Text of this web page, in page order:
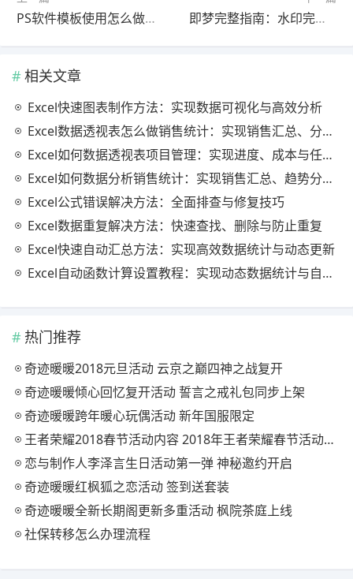
PS软件模板使用怎么做？最新更新版完整指南（完整解析） 即梦完整指南：水印完整教程2026最新版（新手必看）
相关文章
Excel快速图表制作方法：实现数据可视化与高效分析
Excel数据透视表怎么做销售统计：实现销售汇总、分析与动态监控
Excel如何数据透视表项目管理：实现进度、成本与任务的高效分析
Excel如何数据分析销售统计：实现销售汇总、趋势分析与业绩优化
Excel公式错误解决方法：全面排查与修复技巧
Excel数据重复解决方法：快速查找、删除与防止重复
Excel快速自动汇总方法：实现高效数据统计与动态更新
Excel自动函数计算设置教程：实现动态数据统计与自动更新
热门推荐
奇迹暖暖2018元旦活动 云京之巅四神之战复开
奇迹暖暖倾心回忆复开活动 誓言之戒礼包同步上架
奇迹暖暖跨年暖心玩偶活动 新年国服限定
王者荣耀2018春节活动内容 2018年王者荣耀春节活动大全
恋与制作人李泽言生日活动第一弹 神秘邀约开启
奇迹暖暖红枫狐之恋活动 签到送套装
奇迹暖暖全新长期阁更新多重活动 枫院茶庭上线
社保转移怎么办理流程